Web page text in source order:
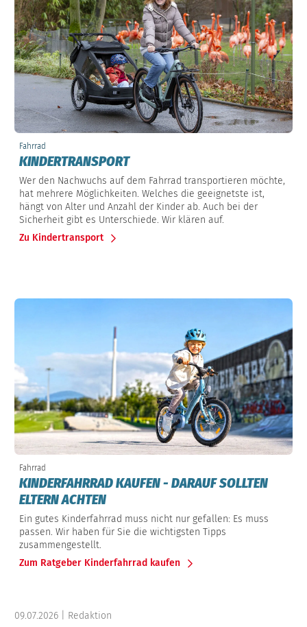
Fahrrad
KINDERTRANSPORT
Wer den Nachwuchs auf dem Fahrrad transportieren möchte,
hat mehrere Möglichkeiten. Welches die geeignetste ist,
hängt von Alter und Anzahl der Kinder ab. Auch bei der
Sicherheit gibt es Unterschiede. Wir klären auf.
Zu Kindertransport
Fahrrad
KINDERFAHRRAD KAUFEN - DARAUF SOLLTEN
ELTERN ACHTEN
Ein gutes Kinderfahrrad muss nicht nur gefallen: Es muss
passen. Wir haben für Sie die wichtigsten Tipps
zusammengestellt.
Zum Ratgeber Kinderfahrrad kaufen
09.07.2026 | Redaktion